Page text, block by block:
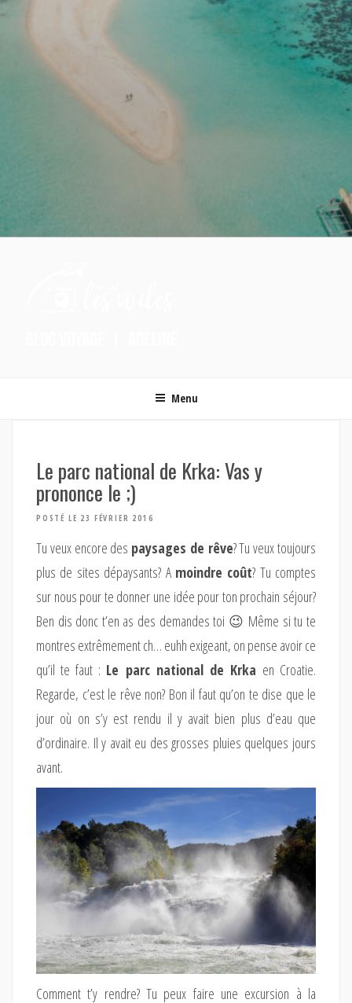
Menu
Le parc national de Krka: Vas y
prononce le ;)
POSTÉ LE 23 FÉVRIER 2016
Tu veux encore des paysages de rêve? Tu veux toujours
plus de sites dépaysants? A moindre coût? Tu comptes
sur nous pour te donner une idée pour ton prochain séjour?
Ben dis donc t’en as des demandes toi 😉 Même si tu te
montres extrêmement ch… euhh exigeant, on pense avoir ce
qu’il te faut : Le parc national de Krka en Croatie.
Regarde, c’est le rêve non? Bon il faut qu’on te dise que le
jour où on s’y est rendu il y avait bien plus d’eau que
d’ordinaire. Il y avait eu des grosses pluies quelques jours
avant.
Comment t’y rendre? Tu peux faire une excursion à la